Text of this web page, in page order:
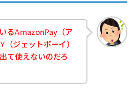
るAmazonPay（ア
ジェットボーイ）
て使えないのだろ